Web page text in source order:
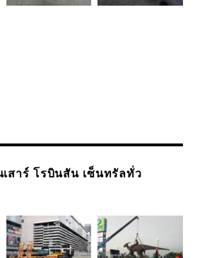
สาร์ โรบินสัน เซ็นทรัลทั่ว